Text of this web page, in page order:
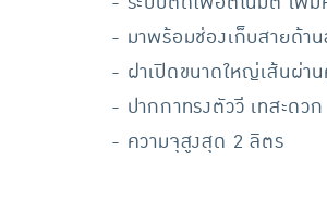
- มาพร้อมช่องเก็บสายด้า
- ฝาเปิดขนาดใหญ่เส้นผ่า
- ปากกาทรงตัววี เทสะดว
- ความจุสูงสุด 2 ลิตร